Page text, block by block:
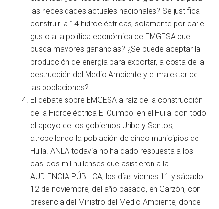
las necesidades actuales nacionales? Se justifica
construir la 14 hidroeléctricas, solamente por darle
gusto a la política económica de EMGESA que
busca mayores ganancias? ¿Se puede aceptar la
producción de energía para exportar, a costa de la
destrucción del Medio Ambiente y el malestar de
las poblaciones?
El debate sobre EMGESA a raíz de la construcción
de la Hidroeléctrica El Quimbo, en el Huila, con todo
el apoyo de los gobiernos Uribe y Santos,
atropellando la población de cinco municipios de
Huila. ANLA todavía no ha dado respuesta a los
casi dos mil huilenses que asistieron a la
AUDIENCIA PÚBLICA, los días viernes 11 y sábado
12 de noviembre, del año pasado, en Garzón, con
presencia del Ministro del Medio Ambiente, donde